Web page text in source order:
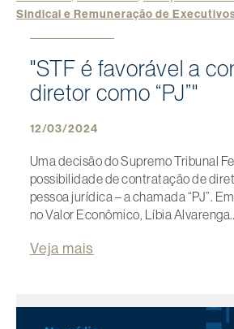
Sindical e Remuneração de
"STF é favorável a
diretor como “PJ”"
12/03/2024
Uma decisão do Supremo Tribunal
possibilidade de contratação de
pessoa jurídica – a chamada “PJ”.
no Valor Econômico, Líbia
Veja mais